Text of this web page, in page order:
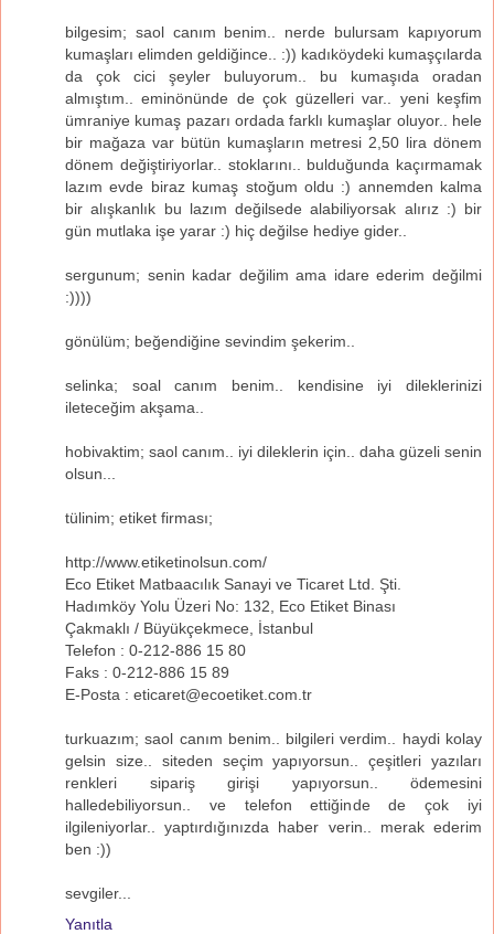
bilgesim; saol canım benim.. nerde bulursam kapıyorum
kumaşları elimden geldiğince.. :)) kadıköydeki kumaşçılarda
da çok cici şeyler buluyorum.. bu kumaşıda oradan
almıştım.. eminönünde de çok güzelleri var.. yeni keşfim
ümraniye kumaş pazarı ordada farklı kumaşlar oluyor.. hele
bir mağaza var bütün kumaşların metresi 2,50 lira dönem
dönem değiştiriyorlar.. stoklarını.. bulduğunda kaçırmamak
lazım evde biraz kumaş stoğum oldu :) annemden kalma
bir alışkanlık bu lazım değilsede alabiliyorsak alırız :) bir
gün mutlaka işe yarar :) hiç değilse hediye gider..
sergunum; senin kadar değilim ama idare ederim değilmi
:))))
gönülüm; beğendiğine sevindim şekerim..
selinka; soal canım benim.. kendisine iyi dileklerinizi
ileteceğim akşama..
hobivaktim; saol canım.. iyi dileklerin için.. daha güzeli senin
olsun...
tülinim; etiket firması;
http://www.etiketinolsun.com/
Eco Etiket Matbaacılık Sanayi ve Ticaret Ltd. Şti.
Hadımköy Yolu Üzeri No: 132, Eco Etiket Binası
Çakmaklı / Büyükçekmece, İstanbul
Telefon : 0-212-886 15 80
Faks : 0-212-886 15 89
E-Posta : eticaret@ecoetiket.com.tr
turkuazım; saol canım benim.. bilgileri verdim.. haydi kolay
gelsin size.. siteden seçim yapıyorsun.. çeşitleri yazıları
renkleri sipariş girişi yapıyorsun.. ödemesini
halledebiliyorsun.. ve telefon ettiğinde de çok iyi
ilgileniyorlar.. yaptırdığınızda haber verin.. merak ederim
ben :))
sevgiler...
Yanıtla